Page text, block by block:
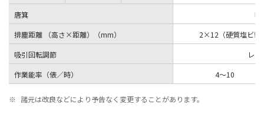
唐箕
吸
排塵距離 （高さ×距離）（mm）
2×12（硬質塩ビ製
吸引回転調節
レ
作業能率（俵／時）
4〜10
※ 諸元は改良などにより予告なく変更することがあります。